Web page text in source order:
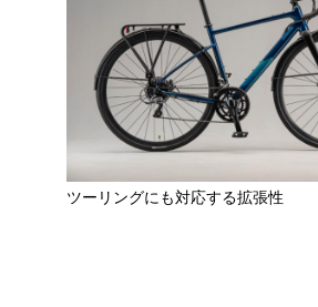
ツーリングにも対応する拡張性